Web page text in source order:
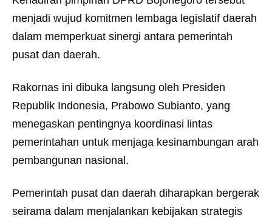
menjadi wujud komitmen lembaga legislatif daerah
dalam memperkuat sinergi antara pemerintah
pusat dan daerah.
Rakornas ini dibuka langsung oleh Presiden
Republik Indonesia, Prabowo Subianto, yang
menegaskan pentingnya koordinasi lintas
pemerintahan untuk menjaga kesinambungan arah
pembangunan nasional.
Pemerintah pusat dan daerah diharapkan bergerak
seirama dalam menjalankan kebijakan strategis